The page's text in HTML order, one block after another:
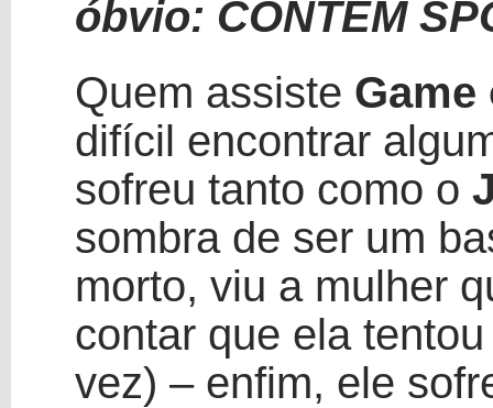
óbvio: CONTÉM
Quem assiste Game
difícil encontrar
sofreu tanto como o
sombra de ser um
morto, viu a mulher
contar que ela
vez) – enfim, ele